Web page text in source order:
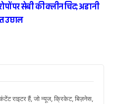
पर सेबी की क्लीन चिट; अडानी
उछाल
राइटर हैं, जो न्यूज, क्रिकेट, बिज़नेस,